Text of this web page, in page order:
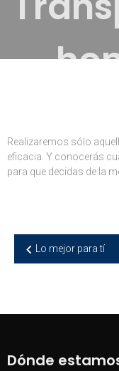
Realizaremos sólo
eficacia. Y conocerás
para que decidas de la
Navegación
de
Lo mejor para tí
Dónde